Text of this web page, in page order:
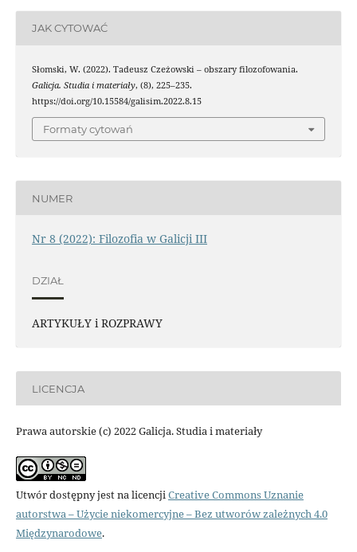
JAK CYTOWAĆ
Słomski, W. (2022). Tadeusz Czeżowski – obszary filozofowania.
Galicja. Studia i materiały, (8), 225–235.
https://doi.org/10.15584/galisim.2022.8.15
Formaty cytowań
NUMER
Nr 8 (2022): Filozofia w Galicji III
DZIAŁ
ARTYKUŁY i ROZPRAWY
LICENCJA
Prawa autorskie (c) 2022 Galicja. Studia i materiały
Utwór dostępny jest na licencjiCreative Commons Uznanie
autorstwa – Użycie niekomercyjne – Bez utworów zależnych 4.0
Międzynarodowe.